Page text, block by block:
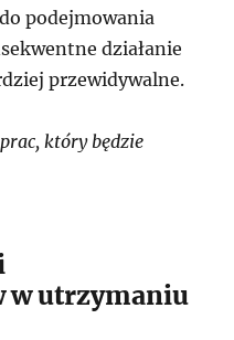
podejmowania
działanie
przewidywalne.
który będzie
w utrzymaniu